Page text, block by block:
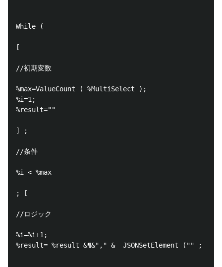
While (
[
//初期変数
%max=ValueCount ( %MultiSelect );
%i=1;
%result=""
] ;
//条件
%i < %max
; [
//ロジック
%i=%i+1;
%result= %result &¶&"," &  JSONSetElement ("" ;